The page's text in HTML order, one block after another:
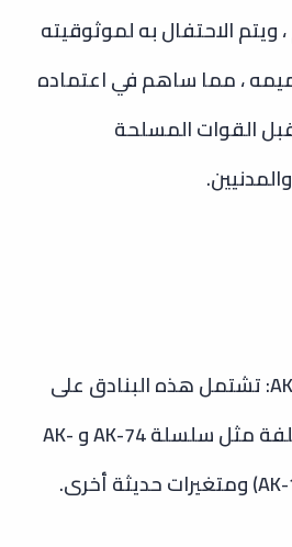
ويتم الاحتفال به لموثوقيته
، مما ساهم في اعتماده
القوات المسلحة
بنادق من سلسلة AK: تشتمل هذه البنادق على
نماذج وتكوينات مختلفة مثل سلسلة AK-74 و AK-